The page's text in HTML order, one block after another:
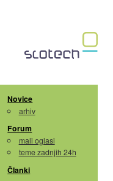
Novice
arhiv
Forum
mali oglasi
teme zadnjih 24h
Članki